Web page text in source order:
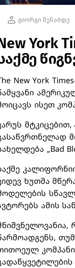
გიორგი მენაბდე
York
New York
ისეთ
„Bad
ხუთმა
ამის